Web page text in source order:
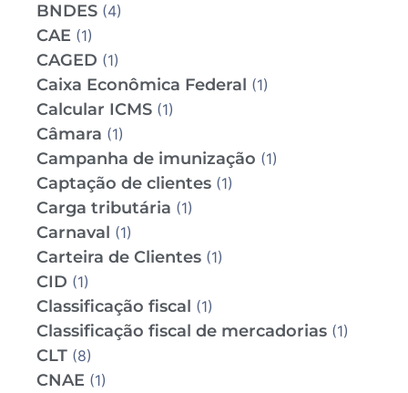
BNDES (4)
CAE (1)
CAGED (1)
Caixa Econômica Federal (1)
Calcular ICMS (1)
Câmara (1)
Campanha de imunização (1)
Captação de clientes (1)
Carga tributária (1)
Carnaval (1)
Carteira de Clientes (1)
CID (1)
Classificação fiscal (1)
Classificação fiscal de mercadorias (1)
CLT (8)
CNAE (1)